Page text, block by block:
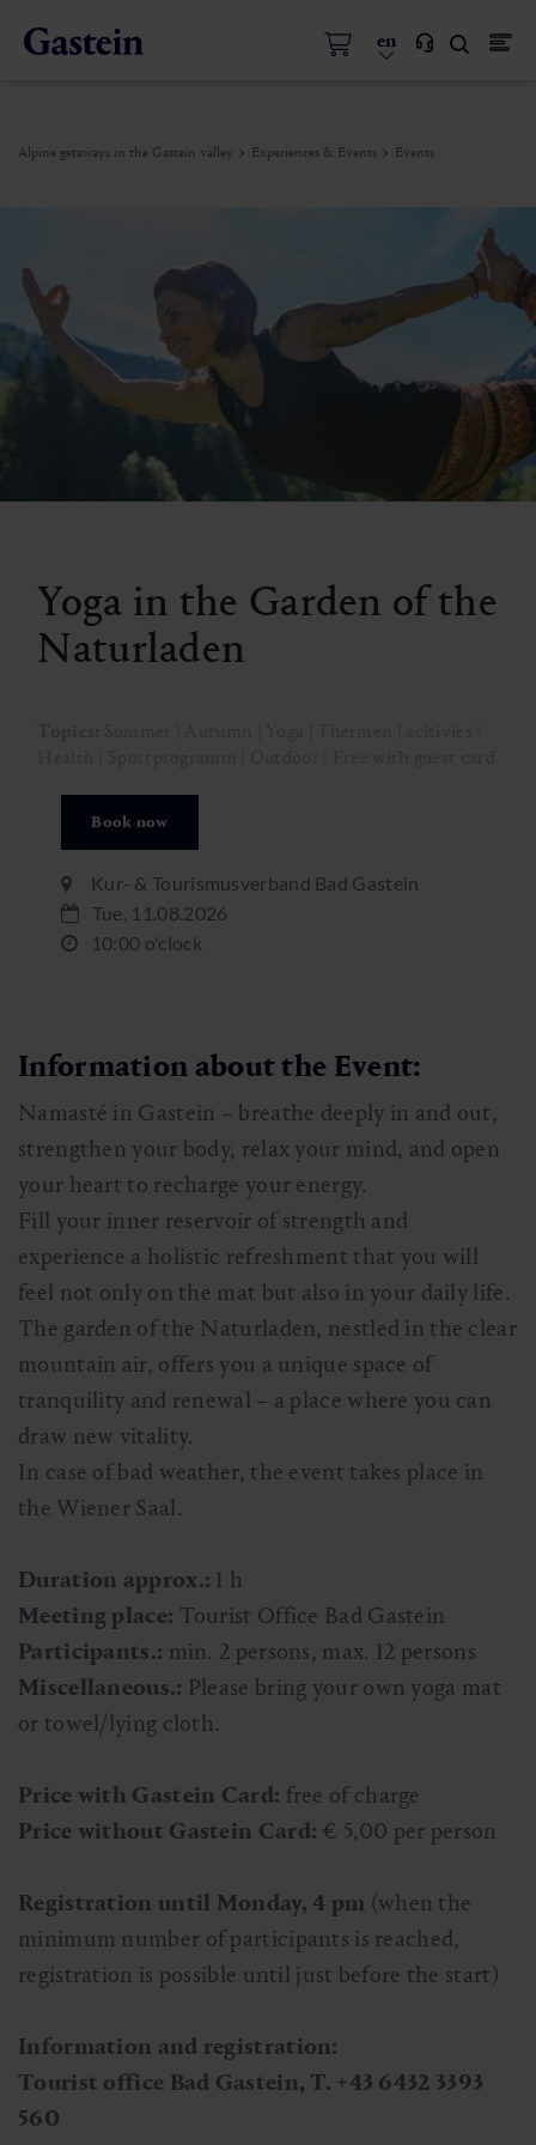
en
Alpine getaways in the Gastein valley Experiences & Events Events
Yoga in the Garden of the
Naturladen
Book now
Kur- & Tourismusverband Bad Gastein
Tue, 11.08.2026
10:00 o'clock
Information about the Event:
Namasté in Gastein – breathe deeply in and out,
strengthen your body, relax your mind, and open
your heart to recharge your energy.
Fill your inner reservoir of strength and
experience a holistic refreshment that you will
feel not only on the mat but also in your daily life.
The garden of the Naturladen, nestled in the clear
mountain air, offers you a unique space of
tranquility and renewal – a place where you can
draw new vitality.
In case of bad weather, the event takes place in
the Wiener Saal.
Duration approx.: 1 h
Meeting place: Tourist Office Bad Gastein
Participants.: min. 2 persons, max. 12 persons
Miscellaneous.: Please bring your own yoga mat
or towel/lying cloth.
Price with Gastein Card: free of charge
Price without Gastein Card: € 5,00 per person
Registration until Monday, 4 pm (when the
minimum number of participants is reached,
registration is possible until just before the start)
Information and registration:
Tourist office Bad Gastein, T. +43 6432 3393
560